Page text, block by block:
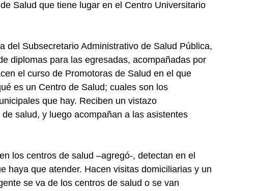
Salud que tiene lugar en el Centro Universitario
del Subsecretario Administrativo de Salud Pública,
diplomas para las egresadas, acompañadas por
el curso de Promotoras de Salud en el que
es un Centro de Salud; cuales son los
que hay. Reciben un vistazo
salud, y luego acompañan a las asistentes
los centros de salud –agregó-, detectan en el
haya que atender. Hacen visitas domiciliarias y un
se va de los centros de salud o se van